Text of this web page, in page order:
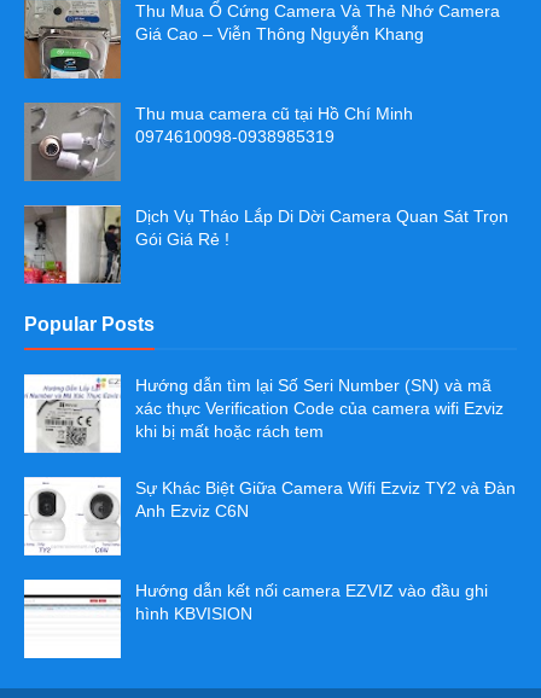
Thu Mua Ổ Cứng Camera Và Thẻ Nhớ Camera
Giá Cao – Viễn Thông Nguyễn Khang
Thu mua camera cũ tại Hồ Chí Minh
0974610098-0938985319
Dịch Vụ Tháo Lắp Di Dời Camera Quan Sát Trọn
Gói Giá Rẻ !
Popular Posts
Hướng dẫn tìm lại Số Seri Number (SN) và mã
xác thực Verification Code của camera wifi Ezviz
khi bị mất hoặc rách tem
Sự Khác Biệt Giữa Camera Wifi Ezviz TY2 và Đàn
Anh Ezviz C6N
Hướng dẫn kết nối camera EZVIZ vào đầu ghi
hình KBVISION